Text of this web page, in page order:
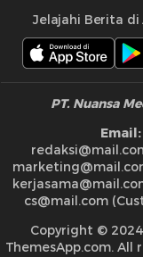
Jelajahi Berita di
PT. Nuansa
Email:
cs@mail.com
Copyright ©
ThemesApp.com. All